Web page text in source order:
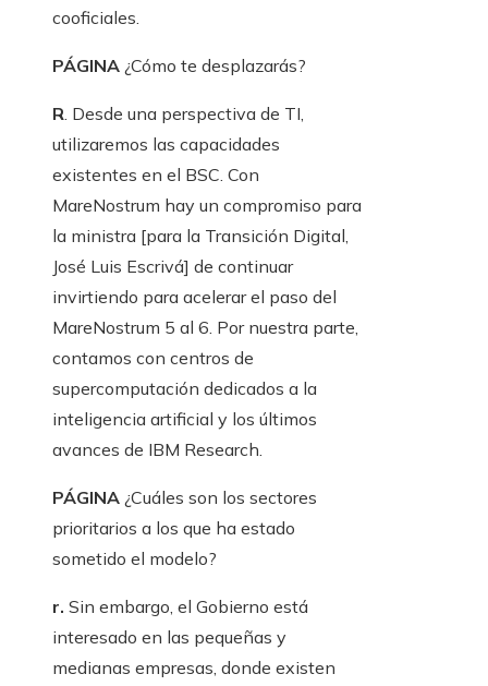
cooficiales.
PÁGINA ¿Cómo te desplazarás?
R. Desde una perspectiva de TI,
utilizaremos las capacidades
existentes en el BSC. Con
MareNostrum hay un compromiso para
la ministra [para la Transición Digital,
José Luis Escrivá] de continuar
invirtiendo para acelerar el paso del
MareNostrum 5 al 6. Por nuestra parte,
contamos con centros de
supercomputación dedicados a la
inteligencia artificial y los últimos
avances de IBM Research.
PÁGINA ¿Cuáles son los sectores
prioritarios a los que ha estado
sometido el modelo?
r. Sin embargo, el Gobierno está
interesado en las pequeñas y
medianas empresas, donde existen